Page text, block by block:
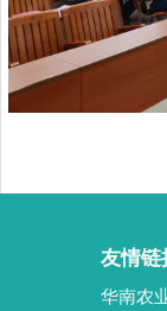
友情链
华南农